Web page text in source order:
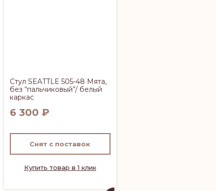
Стул SEATTLE 505-48 Мята,
без “пальчиковый”/ белый
каркас
6 300 ₽
Снят с поставок
Купить товар в 1 клик